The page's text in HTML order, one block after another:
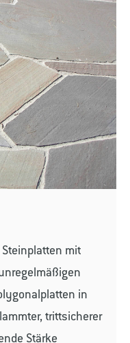
mit
in
trittsicherer
Stärke